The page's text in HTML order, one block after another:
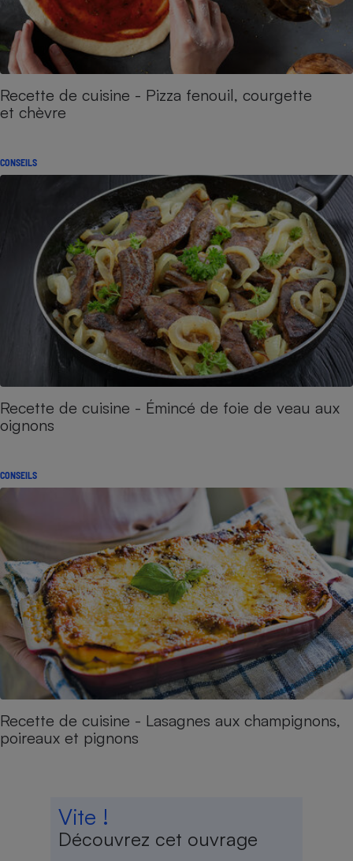
Recette de cuisine - Pizza fenouil, courgette
et chèvre
CONSEILS
Recette de cuisine - Émincé de foie de veau aux
oignons​​​​​​
CONSEILS
Recette de cuisine - Lasagnes aux champignons,
poireaux et pignons
Vite !
Découvrez cet ouvrage